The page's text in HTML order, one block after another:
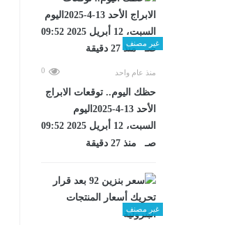
غير مصنف
منذ عام واحد 0
حظك اليوم.. توقعات الابراج
الأحد 13-4-2025اليوم
السبت، 12 أبريل 2025 09:52
صـ منذ 27 دقيقة
غير مصنف